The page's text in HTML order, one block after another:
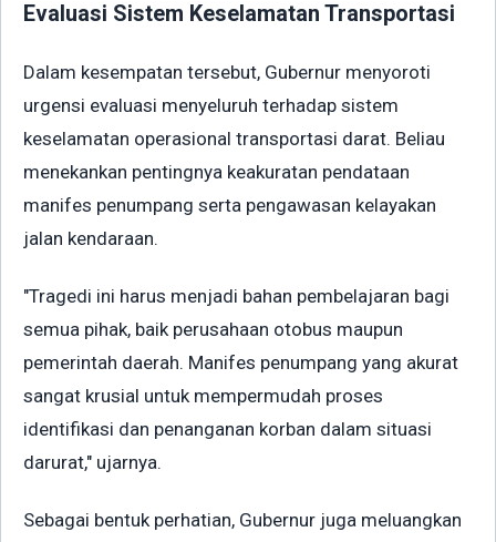
Evaluasi Sistem Keselamatan Transportasi
Dalam kesempatan tersebut, Gubernur menyoroti
urgensi evaluasi menyeluruh terhadap sistem
keselamatan operasional transportasi darat. Beliau
menekankan pentingnya keakuratan pendataan
manifes penumpang serta pengawasan kelayakan
jalan kendaraan.
"Tragedi ini harus menjadi bahan pembelajaran bagi
semua pihak, baik perusahaan otobus maupun
pemerintah daerah. Manifes penumpang yang akurat
sangat krusial untuk mempermudah proses
identifikasi dan penanganan korban dalam situasi
darurat," ujarnya.
Sebagai bentuk perhatian, Gubernur juga meluangkan